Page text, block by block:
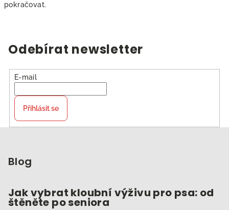
pokračovat.
Odebírat newsletter
E-mail
Přihlásit se
Blog
Jak vybrat kloubní výživu pro psa: od
štěněte po seniora